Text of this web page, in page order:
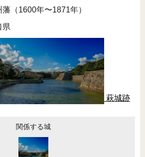
藩（1600年〜1871年）
県
萩城跡
関係する城